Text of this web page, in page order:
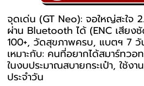
จุดเด่น (GT Neo): จอใหญ่สะใจ
ผ่าน Bluetooth ได้ (ENC เสียง
100+, วัดสุขภาพครบ, แบตฯ 7
เหมาะกับ: คนที่อยากได้สมาร์ทว
ในงบประมาณสบายกระเป๋า, ใช้งา
ประจำวัน